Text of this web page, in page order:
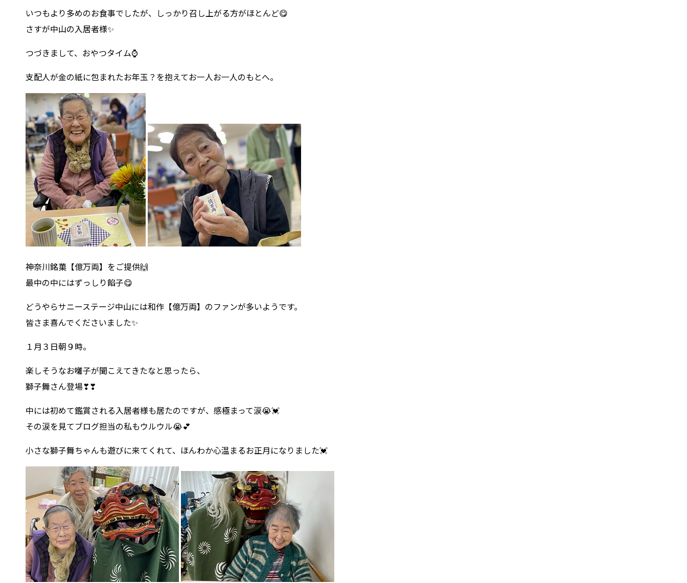
いつもより多めのお食事でしたが、しっかり召し上がる方がほとんど😋
さすが中山の入居者様✨
つづきまして、おやつタイム⌚
支配人が金の紙に包まれたお年玉？を抱えてお一人お一人のもとへ。
神奈川銘菓【億万両】をご提供🙌
最中の中にはずっしり餡子😋
どうやらサニーステージ中山には和作【億万両】のファンが多いようです。
皆さま喜んでくださいました✨
１月３日朝９時。
楽しそうなお囃子が聞こえてきたなと思ったら、
獅子舞さん登場❣❣
中には初めて鑑賞される入居者様も居たのですが、感極まって涙😭💓
その涙を見てブログ担当の私もウルウル😭💕
小さな獅子舞ちゃんも遊びに来てくれて、ほんわか心温まるお正月になりました💓